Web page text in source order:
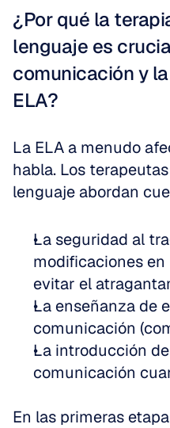
¿Por qué la
lenguaje es
comunicación y
ELA?
La ELA a menudo
habla. Los
lenguaje abordan
La seguridad al
modificaciones
evitar el
La enseñanza de
La introducción
comunicación
En las primeras